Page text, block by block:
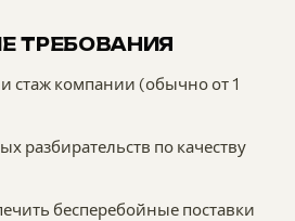
ТРЕБОВАНИЯ
стаж компании (обычно от 1
разбирательств по качеству
бесперебойные поставки